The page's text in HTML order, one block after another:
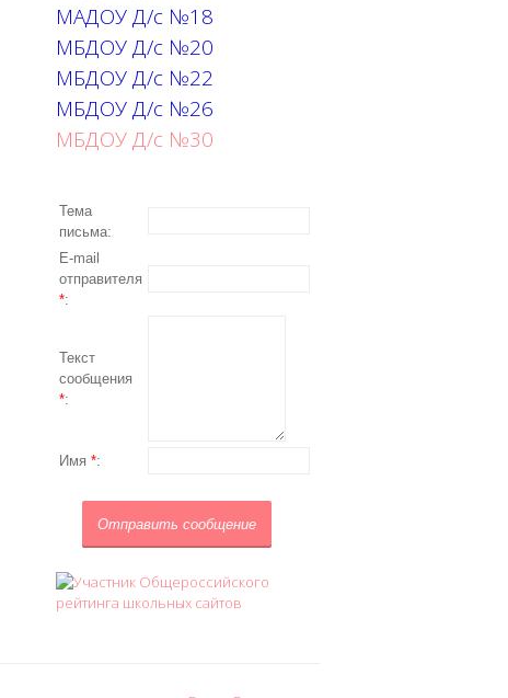
МАДОУ Д/с №18
МБДОУ Д/с №20
МБДОУ Д/с №22
МБДОУ Д/с №26
МБДОУ Д/с №30
Тема
письма:
E-mail
отправителя
*:
Текст
сообщения
*:
Имя *: